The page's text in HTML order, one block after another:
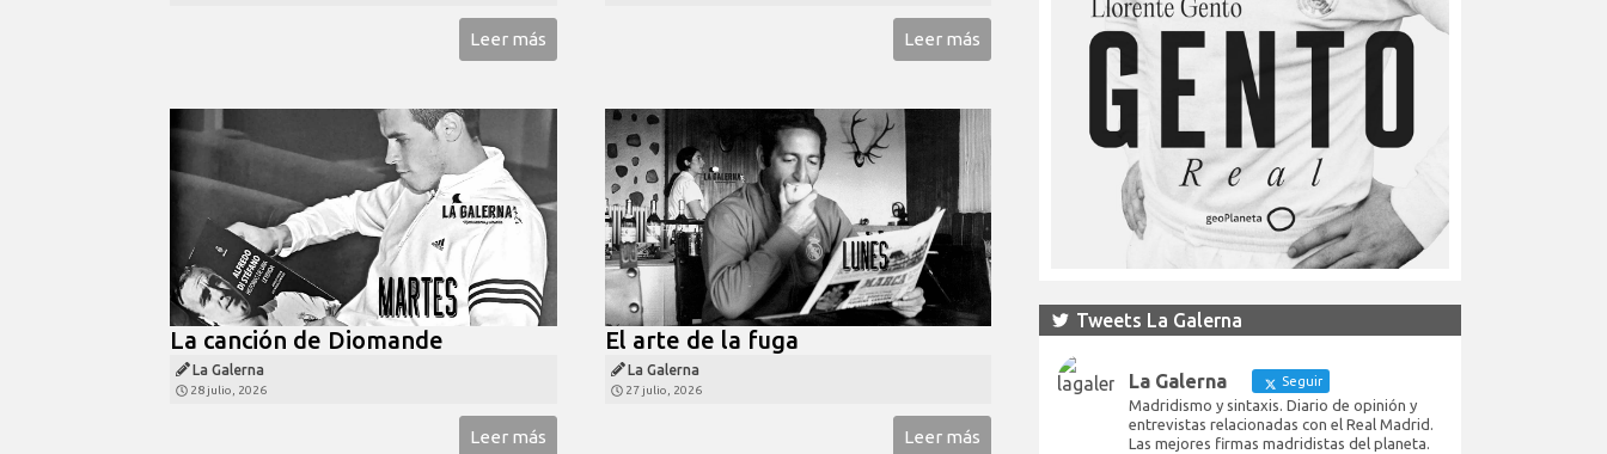
Leer más Leer más
La canción de Diomande
La Galerna
28 julio, 2026
Leer más
El arte de la fuga
La Galerna
27 julio, 2026
Leer más
Tweets La Galerna
La Galerna Seguir
Madridismo y sintaxis. Diario de opinión y
entrevistas relacionadas con el Real Madrid.
Las mejores firmas madridistas del planeta.